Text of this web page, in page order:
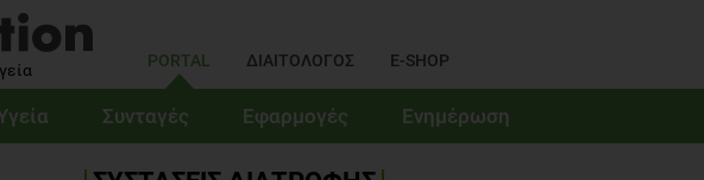
PORTAL ΔΙΑΙΤΟΛΟΓΟΣ E-SHOP
Συνταγές Εφαρμογές Ενημέρωση